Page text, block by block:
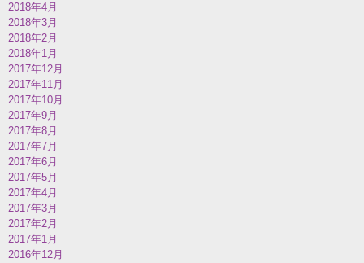
2018年4月
2018年3月
2018年2月
2018年1月
2017年12月
2017年11月
2017年10月
2017年9月
2017年8月
2017年7月
2017年6月
2017年5月
2017年4月
2017年3月
2017年2月
2017年1月
2016年12月